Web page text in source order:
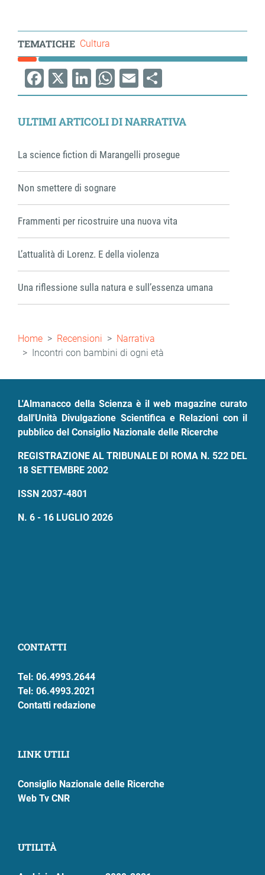
TEMATICHE Cultura
Facebook
X LinkedIn
WhatsApp
EmailShare
ULTIMI ARTICOLI DI NARRATIVA
La science fiction di Marangelli prosegue
Non smettere di sognare
Frammenti per ricostruire una nuova vita
L’attualità di Lorenz. E della violenza
Una riflessione sulla natura e sull’essenza umana
Briciole
di
pane
Home Recensioni
Narrativa
Incontri con bambini di ogni età
L'Almanacco della Scienza è il web magazine curato
dall'Unità Divulgazione Scientifica e Relazioni con il
pubblico del Consiglio Nazionale delle Ricerche
REGISTRAZIONE AL TRIBUNALE DI ROMA N. 522 DEL
18 SETTEMBRE 2002
ISSN 2037-4801
N. 6 - 16 LUGLIO 2026
CONTATTI
Tel: 06.4993.2644
Tel: 06.4993.2021
Contatti redazione
LINK UTILI
Consiglio Nazionale delle Ricerche
Web Tv CNR
UTILITÀ